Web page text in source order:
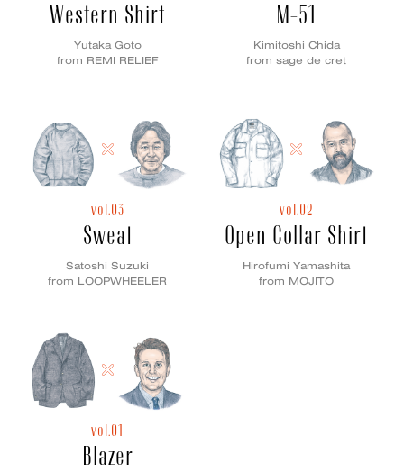
Western Shirt
Yutaka Goto
from REMI RELIEF
M-51
Kimitoshi Chida
from sage de cret
vol.03
Sweat
Satoshi Suzuki
from LOOPWHEELER
vol.02
Open Collar Shirt
Hirofumi Yamashita
from MOJITO
vol.01
Blazer